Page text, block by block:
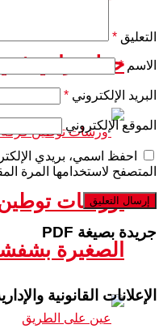
حفل تراثي فني
ورشات توطين
الصغيرة
التعليق *
الاسم*
البريد الإلكتروني *
الموقع الإلكتروني
احفظ اسمي، بريدي
المتصفح لاستخدامها المرة
جريدة بصيغة PDF
الإعلانات القانونية